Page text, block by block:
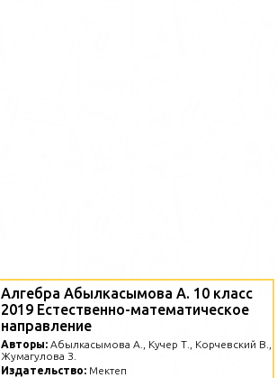
Алгебра Абылкасымова А. 10 класс
2019 Естественно-математическое
направление
Авторы: Абылкасымова А., Кучер Т., Корчевский В.,
Жумагулова З.
Издательство: Мектеп